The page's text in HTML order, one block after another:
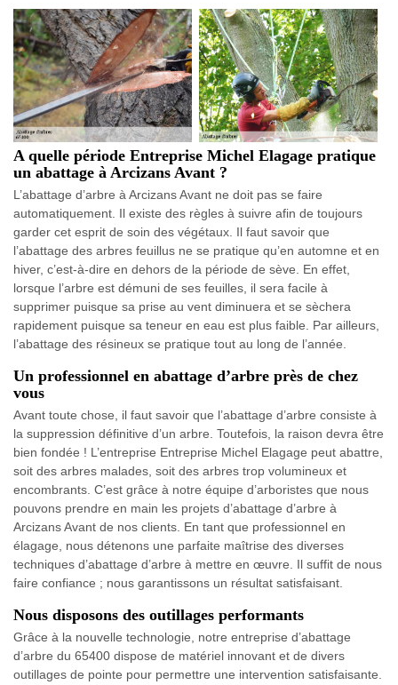
A quelle période Entreprise Michel Elagage pratique
un abattage à Arcizans Avant ?
L’abattage d’arbre à Arcizans Avant ne doit pas se faire
automatiquement. Il existe des règles à suivre afin de toujours
garder cet esprit de soin des végétaux. Il faut savoir que
l’abattage des arbres feuillus ne se pratique qu’en automne et en
hiver, c’est-à-dire en dehors de la période de sève. En effet,
lorsque l’arbre est démuni de ses feuilles, il sera facile à
supprimer puisque sa prise au vent diminuera et se sèchera
rapidement puisque sa teneur en eau est plus faible. Par ailleurs,
l’abattage des résineux se pratique tout au long de l’année.
Un professionnel en abattage d’arbre près de chez
vous
Avant toute chose, il faut savoir que l’abattage d’arbre consiste à
la suppression définitive d’un arbre. Toutefois, la raison devra être
bien fondée ! L’entreprise Entreprise Michel Elagage peut abattre,
soit des arbres malades, soit des arbres trop volumineux et
encombrants. C’est grâce à notre équipe d’arboristes que nous
pouvons prendre en main les projets d’abattage d’arbre à
Arcizans Avant de nos clients. En tant que professionnel en
élagage, nous détenons une parfaite maîtrise des diverses
techniques d’abattage d’arbre à mettre en œuvre. Il suffit de nous
faire confiance ; nous garantissons un résultat satisfaisant.
Nous disposons des outillages performants
Grâce à la nouvelle technologie, notre entreprise d’abattage
d’arbre du 65400 dispose de matériel innovant et de divers
outillages de pointe pour permettre une intervention satisfaisante.